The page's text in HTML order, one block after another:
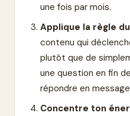
une fois par mois.
Applique la règle
contenu qui
plutôt que de
une question en fin
répondre en
Concentre ton